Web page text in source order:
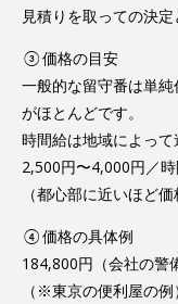
見積りを取っての決定
③価格の目安
一般的な留守番は単
がほとんどです。
時間給は地域によって
2,500円〜4,000円／時
（都心部に近いほど
④価格の具体例
184,800円（会社の警
（※東京の便利屋の例）